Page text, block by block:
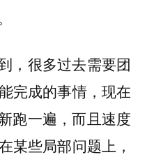
，很多过去需要团
完成的事情，现在
跑一遍，而且速度
某些局部问题上，